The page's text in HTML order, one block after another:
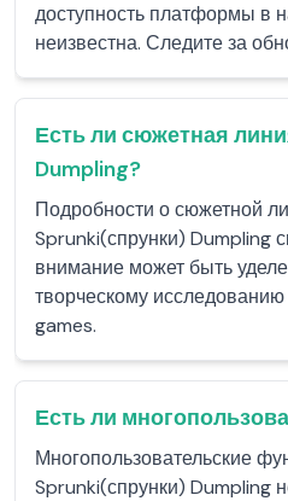
доступность платформы в
неизвестна. Следите за
Есть ли сюжетная
Dumpling?
Подробности о сюжетной
Sprunki(спрунки) Dumpling
внимание может быть
творческому исследованию
games.
Есть ли
Многопользовательские
Sprunki(спрунки) Dumpling